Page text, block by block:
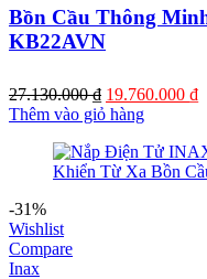
Bồn Cầu Thông
KB22AVN
27.130.000₫ Giá
gốc
27.130.000 ₫.
19.760.000 ₫
Thêm vào giỏ hàng
-31%
Wishlist
Compare
Inax